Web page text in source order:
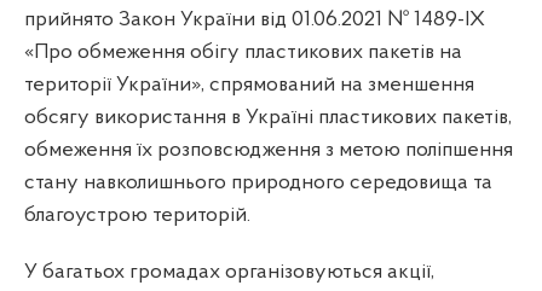
прийнято Закон України від 01.06.2021 № 1489-ІХ
«Про обмеження обігу пластикових пакетів на
території України», спрямований на зменшення
обсягу використання в Україні пластикових пакетів,
обмеження їх розповсюдження з метою поліпшення
стану навколишнього природного середовища та
благоустрою територій.
У багатьох громадах організовуються акції,